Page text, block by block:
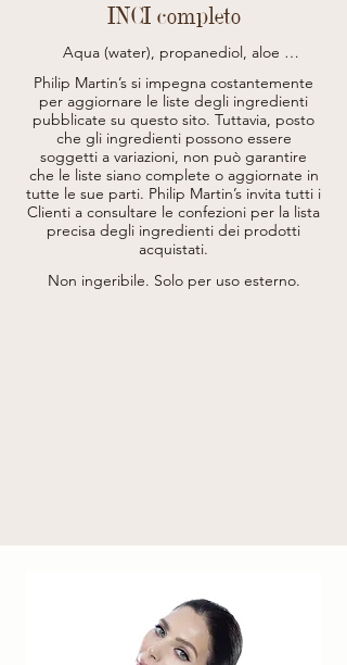
INCI completo
Aqua (water), propanediol, aloe
kernel extract*, saccharomyces/copper
ferment, saccharomyces/zinc ferment,
saccharomyces /iron ferment,
saccharomyces/ magnesium ferment,
saccharomyces/silicon ferment, lycium
barbarum fruit extract*, achillea millefolium
extract, echinacea augustifolia root extract,
citrus aurantium amara (bitter orange)
flower water*, olea europea (olive) fruit
extract*, jania rubens extract, sodium
hyaluronate, ethylhexylglycerin, fragrance,
betaine, benzyl alcohol, glycerin, coco-
glucoside, decyl glucoside, dicaprylyl ether,
Philip Martin’s si impegna costantemente
per aggiornare le liste degli ingredienti
pubblicate su questo sito. Tuttavia, posto
che gli ingredienti possono essere
soggetti a variazioni, non può garantire
che le liste siano complete o aggiornate in
tutte le sue parti. Philip Martin’s invita tutti i
Clienti a consultare le confezioni per la lista
precisa degli ingredienti dei prodotti
acquistati.
Non ingeribile. Solo per uso esterno.